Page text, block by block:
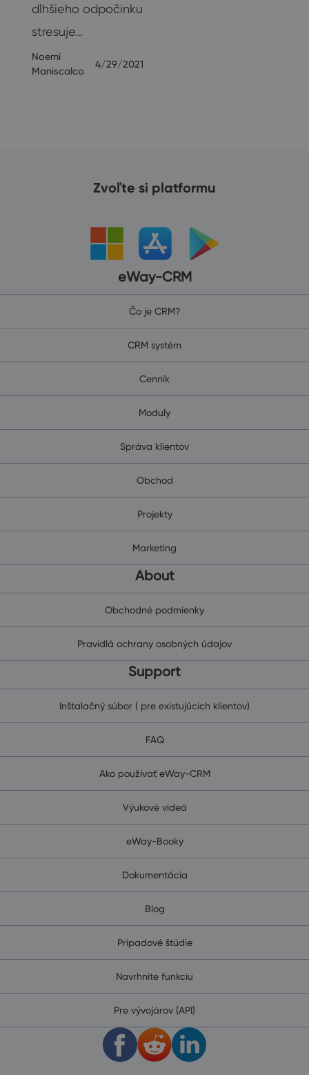
dlhšieho odpočinku
stresuje…
Noemi
Maniscalco
4/29/2021
Zvoľte si platformu
eWay-CRM
Čo je CRM?
CRM systém
Cenník
Moduly
Správa klientov
Obchod
Projekty
Marketing
About
Obchodné podmienky
Pravidlá ochrany osobných údajov
Support
Inštalačný súbor ( pre existujúcich klientov)
FAQ
Ako používať eWay-CRM
Výukové videá
eWay-Booky
Dokumentácia
Blog
Prípadové štúdie
Navrhnite funkciu
Pre vývojárov (API)